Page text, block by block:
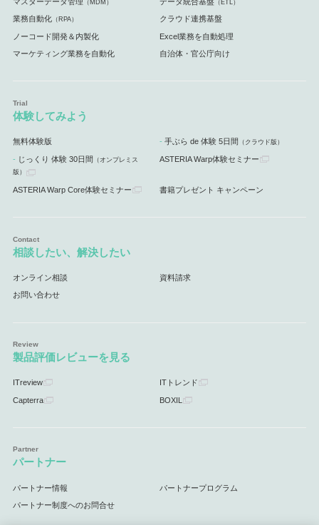
（MDM） （ETL）
業務自動化（RPA） クラウド連携基盤
ノーコード開発＆内製化 Excel業務を自動処理
マーケティング業務を自動化 自治体・官公庁向け
体験してみよう
無料体験版 手ぶら de 体験 5日間 （クラウド版）
じっくり 体験 30日間 （オンプレミス
版）
ASTERIA Warp体験セミナー
ASTERIA Warp Core体験セミナー 書籍プレゼント キャンペーン
相談したい、解決したい
オンライン相談 資料請求
お問い合わせ
製品評価レビューを見る
ITreview ITトレンド
Capterra BOXIL
パートナー
パートナー情報 パートナープログラム
パートナー制度へのお問合せ